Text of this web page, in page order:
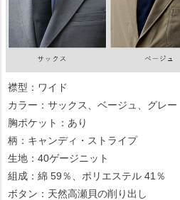
襟型：ワイド
カラー：サックス、ベージュ、グレー
胸ポケット：あり
柄：キャンディ・ストライプ
生地：40ゲージニット
組成：綿 59％、ポリエステル 41％
ボタン：天然高瀬貝の削り出し